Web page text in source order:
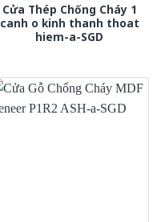
Cửa Thép Chống Cháy 1
canh o kinh thanh thoat
hiem-a-SGD